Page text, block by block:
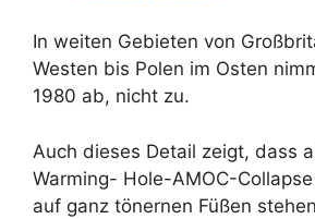
In weiten Gebieten von
Westen bis Polen im Osten
1980 ab, nicht zu.
Auch dieses Detail zeigt, dass
Warming- Hole-AMOC-Collapse
auf ganz tönernen Füßen